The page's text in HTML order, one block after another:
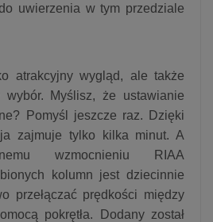
uwierzenia w tym przedziale
atrakcyjny wygląd, ale także
wybór. Myślisz, że ustawianie
Pomyśl jeszcze raz. Dzięki
zajmuje tylko kilka minut. A
wzmocnieniu RIAA
kolumn jest dziecinnie
przełączać prędkości między
pokrętła. Dodany został